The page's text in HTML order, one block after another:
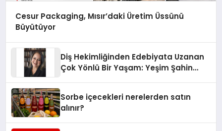
Cesur Packaging, Mısır’daki Üretim Üssünü
Büyütüyor
Diş Hekimliğinden Edebiyata Uzanan
Çok Yönlü Bir Yaşam: Yeşim Şahin
Sorbe içecekleri nerelerden satın
alınır?